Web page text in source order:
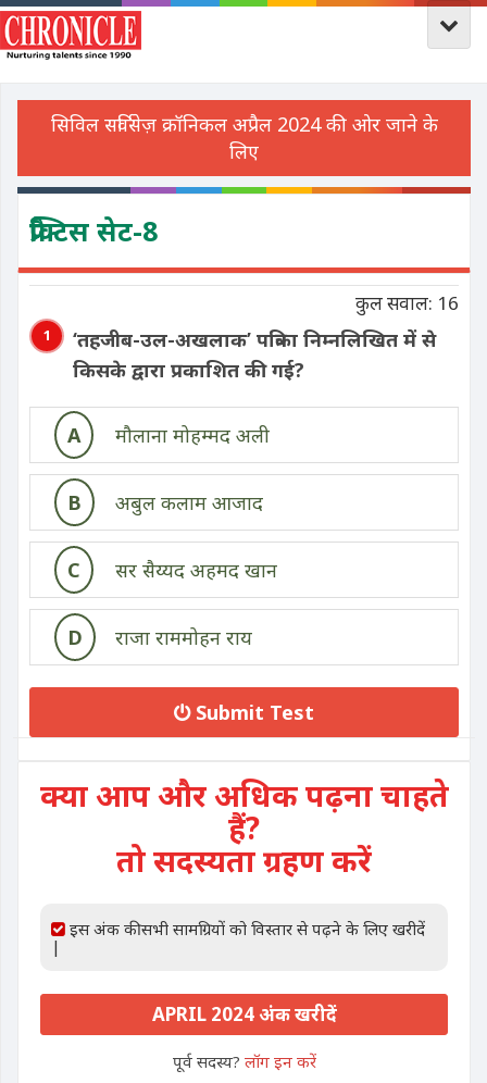
प्रैक्टिस सेट-8
कुल सवाल: 16
1 ‘तहजीब-उल-अखलाक’ पत्रिका निम्नलिखित में से
किसके द्वारा प्रकाशित की गई?
A मौलाना मोहम्मद अली
B अबुल कलाम आजाद
C सर सैय्यद अहमद खान
D राजा राममोहन राय
Submit Test
क्या आप और अधिक पढ़ना चाहते
हैं?
तो सदस्यता ग्रहण करें
इस अंक की सभी सामग्रियों को विस्तार से पढ़ने के लिए खरीदें
|
APRIL 2024 अंक खरीदें
पूर्व सदस्य? लॉग इन करें